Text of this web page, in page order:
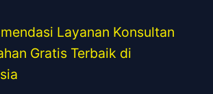
Layanan Konsultan
Gratis Terbaik di